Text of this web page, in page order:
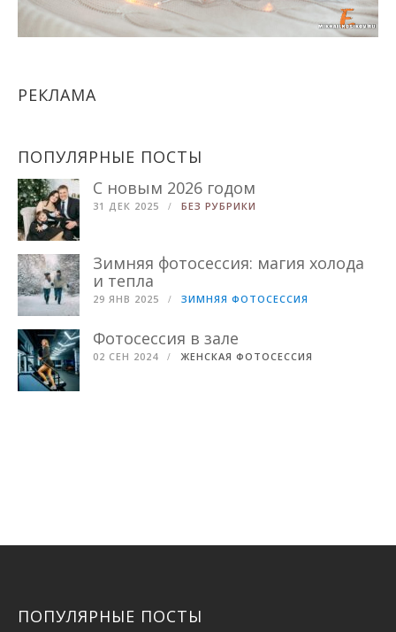
РЕКЛАМА
ПОПУЛЯРНЫЕ ПОСТЫ
С новым 2026 годом
31 ДЕК 2025 БЕЗ РУБРИКИ
Зимняя фотосессия: магия холода
и тепла
29 ЯНВ 2025 ЗИМНЯЯ ФОТОСЕССИЯ
Фотосессия в зале
02 СЕН 2024 ЖЕНСКАЯ ФОТОСЕССИЯ
ПОПУЛЯРНЫЕ ПОСТЫ